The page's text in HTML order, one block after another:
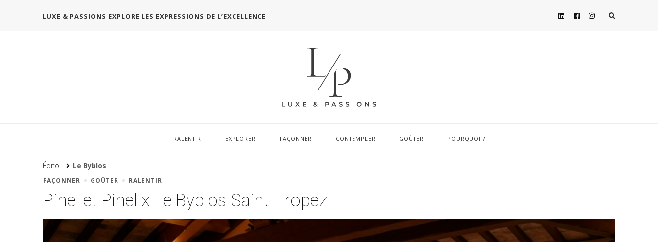
LUXE & PASSIONS EXPLORE LES EXPRESSIONS DE L’EXCELLENCE
RALENTIR EXPLORER FAÇONNER CONTEMPLER GOÛTER POURQUOI ?
Édito Le Byblos
FAÇONNER GOÛTER RALENTIR
Pinel et Pinel x Le Byblos Saint-Tropez